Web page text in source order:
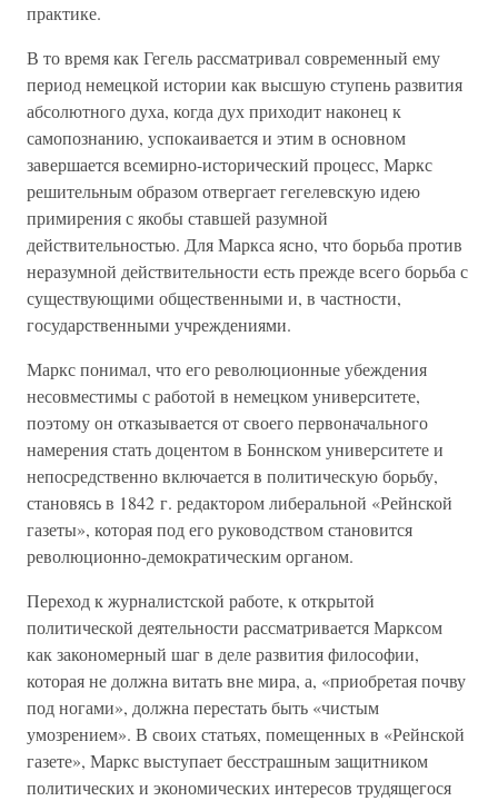
практике.
В то время как Гегель рассматривал современный ему
период немецкой истории как высшую ступень развития
абсолютного духа, когда дух приходит наконец к
самопознанию, успокаивается и этим в основном
завершается всемирно-исторический процесс, Маркс
решительным образом отвергает гегелевскую идею
примирения с якобы ставшей разумной
действительностью. Для Маркса ясно, что борьба против
неразумной действительности есть прежде всего борьба с
существующими общественными и, в частности,
государственными учреждениями.
Маркс понимал, что его революционные убеждения
несовместимы с работой в немецком университете,
поэтому он отказывается от своего первоначального
намерения стать доцентом в Боннском университете и
непосредственно включается в политическую борьбу,
становясь в 1842 г. редактором либеральной «Рейнской
газеты», которая под его руководством становится
революционно-демократическим органом.
Переход к журналистской работе, к открытой
политической деятельности рассматривается Марксом
как закономерный шаг в деле развития философии,
которая не должна витать вне мира, а, «приобретая почву
под ногами», должна перестать быть «чистым
умозрением». В своих статьях, помещенных в «Рейнской
газете», Маркс выступает бесстрашным защитником
политических и экономических интересов трудящегося